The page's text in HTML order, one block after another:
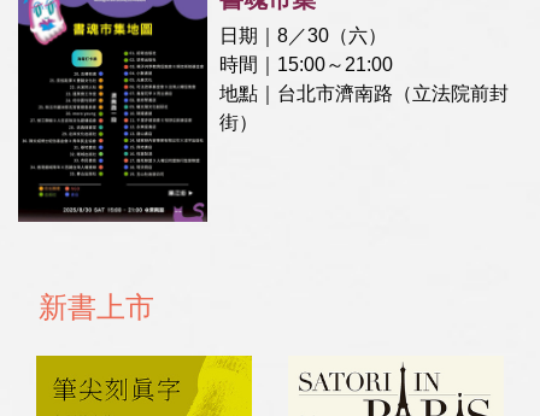
日期｜8／30（六）
時間｜15:00～21:00
地點｜台北市濟南路（立法院前封
街）
新書上市